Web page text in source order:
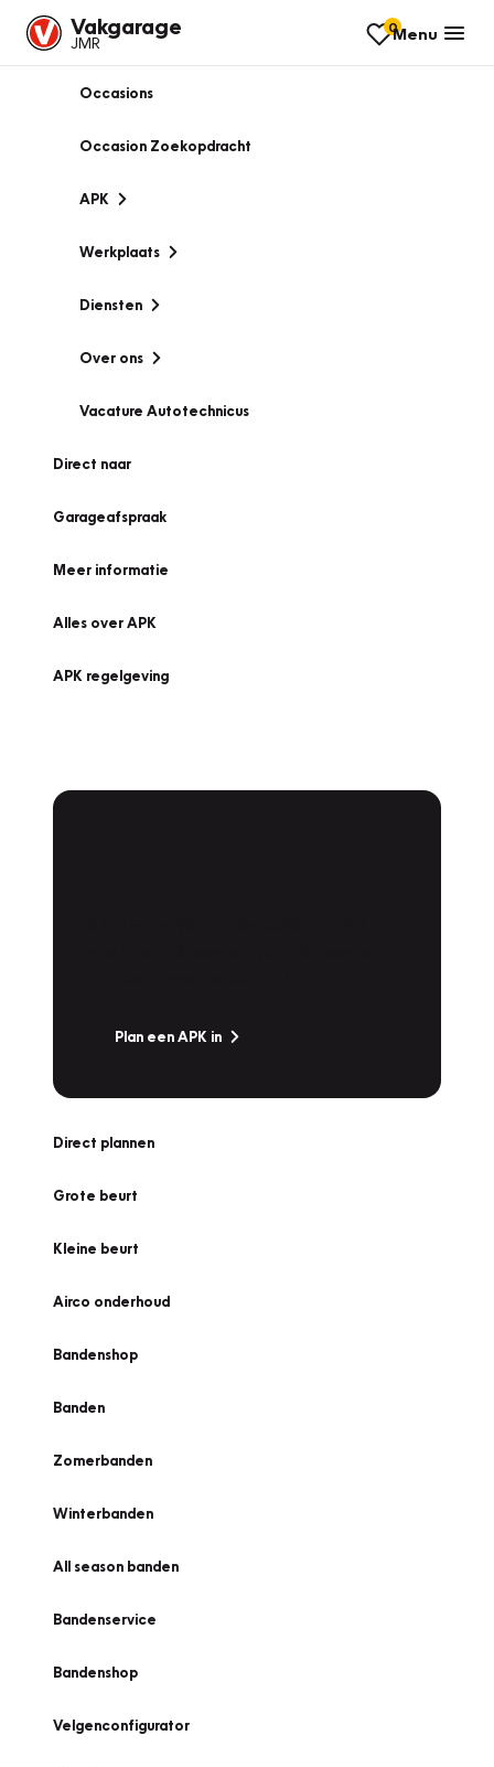
Vakgarage
JMR
0Menu
Occasions
Occasion Zoekopdracht
APK
Werkplaats
Diensten
Over ons
Vacature Autotechnicus
Direct naar
Garageafspraak
Meer informatie
Alles over APK
APK regelgeving
Plan een APK in
Direct plannen
Grote beurt
Kleine beurt
Airco onderhoud
Bandenshop
Banden
Zomerbanden
Winterbanden
All season banden
Bandenservice
Bandenshop
Velgenconfigurator